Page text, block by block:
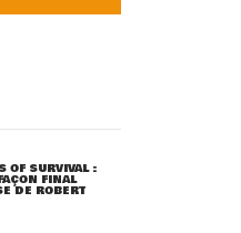
OF SURVIVAL :
FINAL
DE ROBERT